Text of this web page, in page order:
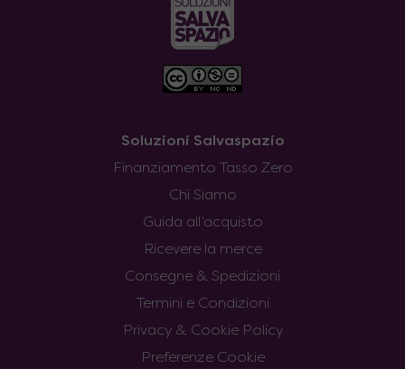
Soluzioni Salvaspazio
Finanziamento Tasso Zero
Chi Siamo
Guida all’acquisto
Ricevere la merce
Consegne & Spedizioni
Termini e Condizioni
Privacy & Cookie Policy
Preferenze Cookie